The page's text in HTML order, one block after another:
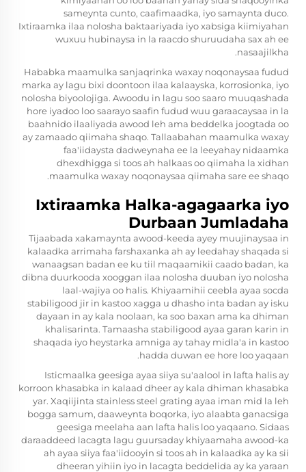
sameynta cunto, caafimaadka, iyo samaynta duco.
Ixtiraamka ilaa nolosha baktaariyada iyo xabsiga kiimiyahan
wuxuu hubinaysa in la raacdo shuruudaha sax ah ee
nasaajilkha.
Hababka maamulka sanjaqrinka waxay noqonaysaa fudud
marka ay lagu bixi doontoon ilaa kalaayska, korrosionka, iyo
nolosha biyoolojiga. Awoodu in lagu soo saaro muuqashada
hore iyadoo loo saarayo saafin fudud wuu garaacaysaa in la
baahnido ilaaliyada awood leh ama beddelka joogtada oo
ay zamaado qiimaha shaqo. Tallaabahan maamulka waxay
faa'iidaysta dadweynaha ee la leeyahay nidaamka
dhexdhigga si toos ah halkaas oo qiimaha la xidhan
maamulka waxay noqonaysaa qiimaha sare ee shaqo.
Ixtiraamka Halka-agagaarka iyo
Durbaan Jumladaha
Tijaabada xakamaynta awood-keeda ayey muujinaysaa in
kalaadka arrimaha farshaxanka ah ay leedahay shaqada si
wanaagsan badan ee ku tiil maqaamikii caado badan, ka
dibna duurkooda xooggan ilaa nolosha duuban iyo nolosha
laal-wajiya oo halis. Khiyaamihii ceebla ayaa socda
stabiligood jir in kastoo xagga u dhasho inta badan ay isku
dayaan in ay kala noolaan, ka soo baxan ama ka dhiman
khalisarinta. Tamaasha stabiligood ayaa garan karin in
shaqada iyo heystarka amniga ay tahay midla'a in kastoo
hadda duwan ee hore loo yaqaan.
Isticmaalka geesiga ayaa siiya su'aalool in lafta halis ay
korroon khasabka in kalaad dheer ay kala dhiman khasabka
yar. Xaqiijinta stainless steel grating ayaa iman mid la leh
bogga samum, daaweynta boqorka, iyo alaabta ganacsiga
geesiga meelaha aan lafta halis loo yaqaano. Sidaas
daraaddeed lacagta lagu guursaday khiyaamaha awood-ka
ah ayaa siiya faa'iidooyin si toos ah in kalaadka ay ka sii
dheeran yihiin iyo in lacagta beddelida ay ka yaraan